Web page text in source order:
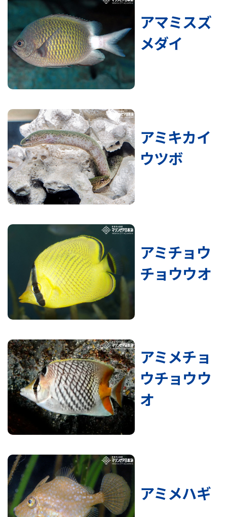
アマミスズ
メダイ
アミキカイ
ウツボ
アミチョウ
チョウウオ
アミメチョ
ウチョウウ
オ
アミメハギ